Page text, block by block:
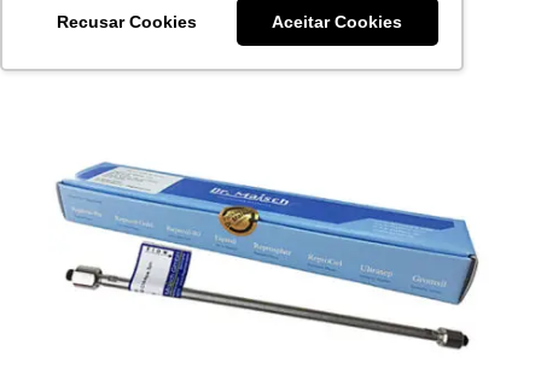
Recusar Cookies Aceitar Cookies